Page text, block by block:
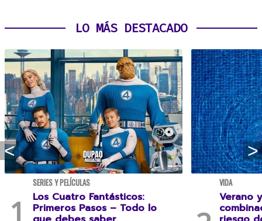
LO MÁS DESTACADO
SERIES Y PELÍCULAS
Los Cuatro Fantásticos:
Primeros Pasos – Todo lo
VIDA
Verano